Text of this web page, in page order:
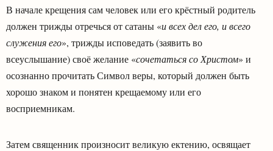
В начале крещения сам человек или его крёстный родитель
должен трижды отречься от сатаны «и всех дел его, и всего
служения его», трижды исповедать (заявить во
всеуслышание) своё желание «сочетаться со Христом» и
осознанно прочитать Символ веры, который должен быть
хорошо знаком и понятен крещаемому или его
восприемникам.
Затем священник произносит великую ектению, освящает